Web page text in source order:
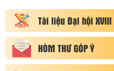
Tài liệu Đại hội XVIII
HÒM THƯ GÓP Ý